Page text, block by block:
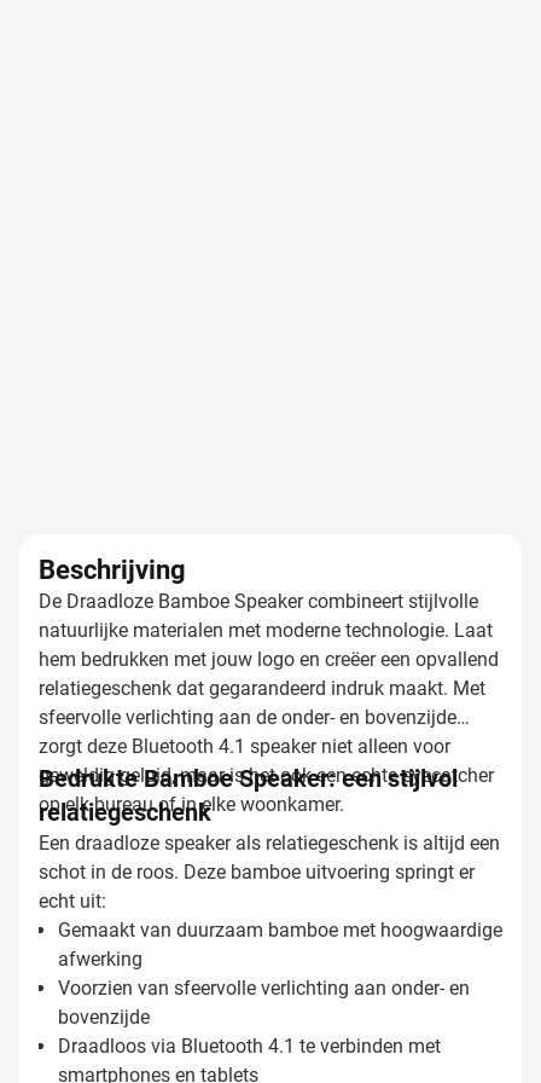
Beschrijving
De Draadloze Bamboe Speaker combineert stijlvolle
natuurlijke materialen met moderne technologie. Laat
hem bedrukken met jouw logo en creëer een opvallend
relatiegeschenk dat gegarandeerd indruk maakt. Met
sfeervolle verlichting aan de onder- en bovenzijde
zorgt deze Bluetooth 4.1 speaker niet alleen voor
geweldig geluid, maar is het ook een echte eyecatcher
op elk bureau of in elke woonkamer.
Bedrukte Bamboe Speaker: een stijlvol
relatiegeschenk
Een draadloze speaker als relatiegeschenk is altijd een
schot in de roos. Deze bamboe uitvoering springt er
echt uit:
Gemaakt van duurzaam bamboe met hoogwaardige
afwerking
Voorzien van sfeervolle verlichting aan onder- en
bovenzijde
Draadloos via Bluetooth 4.1 te verbinden met
smartphones en tablets